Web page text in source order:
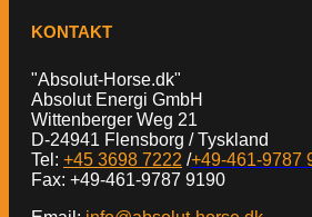
KONTAKT
"Absolut-Horse.dk"
Absolut Energi GmbH
Wittenberger Weg 21
D-24941 Flensborg / Tyskland
Tel: +45 3698 7222 /+49-461-9787
Fax: +49-461-9787 9190